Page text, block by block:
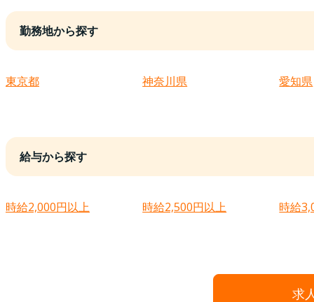
勤務地から探す
東京都 神奈川県 愛知県
給与から探す
時給2,000円以上 時給2,500円以上 時給
求